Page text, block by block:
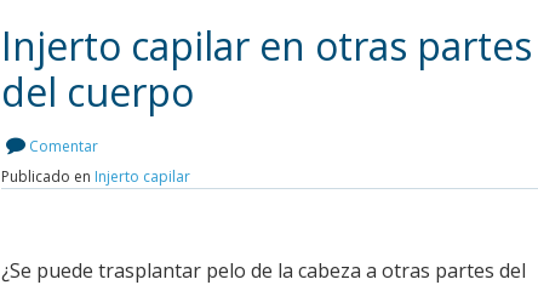
Injerto capilar en otras partes
del cuerpo
Comentar
Publicado en Injerto capilar
¿Se puede trasplantar pelo de la cabeza a otras partes del